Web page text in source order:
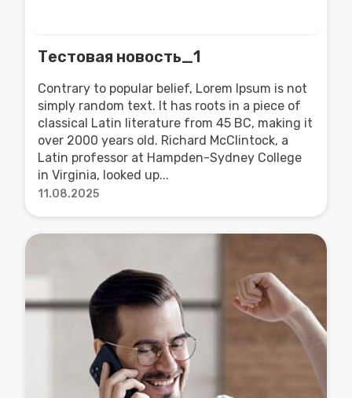
Тестовая новость_1
Contrary to popular belief, Lorem Ipsum is not
simply random text. It has roots in a piece of
classical Latin literature from 45 BC, making it
over 2000 years old. Richard McClintock, a
Latin professor at Hampden-Sydney College
in Virginia, looked up...
11.08.2025